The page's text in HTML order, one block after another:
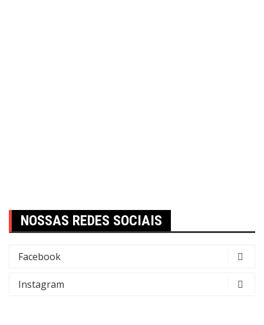
NOSSAS REDES SOCIAIS
Facebook
Instagram